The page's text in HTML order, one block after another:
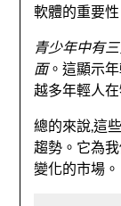
軟體的重要性
青少年中有
面。這顯示
越多年輕人
總的來說,這
趨勢。它為
變化的市場。